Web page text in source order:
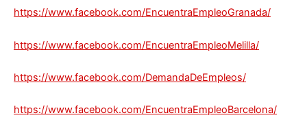
https://www.facebook.com/EncuentraEmpleoGranada/
https://www.facebook.com/EncuentraEmpleoMelilla/
https://www.facebook.com/DemandaDeEmpleos/
https://www.facebook.com/EncuentraEmpleoBarcelona/